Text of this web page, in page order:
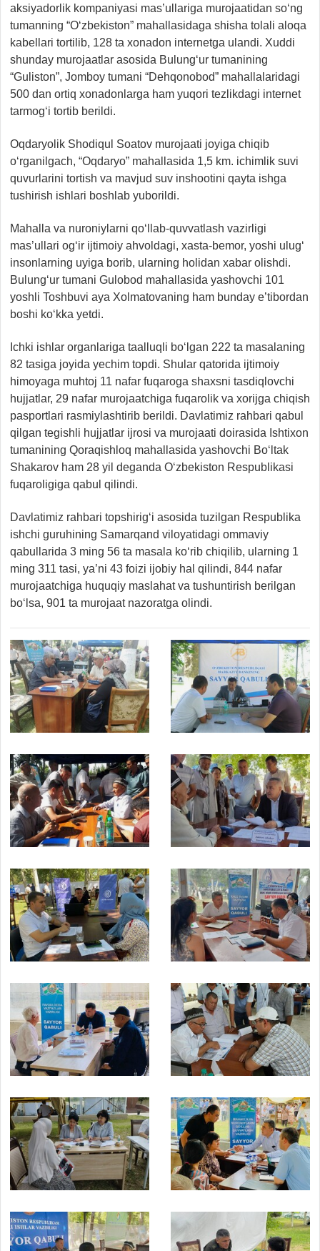
aksiyadorlik kompaniyasi mas’ullariga murojaatidan so‘ng
tumanning “O‘zbekiston” mahallasidaga shisha tolali aloqa
kabellari tortilib, 128 ta xonadon internetga ulandi. Xuddi
shunday murojaatlar asosida Bulung‘ur tumanining
“Guliston”, Jomboy tumani “Dehqonobod” mahallalaridagi
500 dan ortiq xonadonlarga ham yuqori tezlikdagi internet
tarmog‘i tortib berildi.
Oqdaryolik Shodiqul Soatov murojaati joyiga chiqib
o‘rganilgach, “Oqdaryo” mahallasida 1,5 km. ichimlik suvi
quvurlarini tortish va mavjud suv inshootini qayta ishga
tushirish ishlari boshlab yuborildi.
Mahalla va nuroniylarni qo‘llab-quvvatlash vazirligi
mas’ullari og‘ir ijtimoiy ahvoldagi, xasta-bemor, yoshi ulug‘
insonlarning uyiga borib, ularning holidan xabar olishdi.
Bulung‘ur tumani Gulobod mahallasida yashovchi 101
yoshli Toshbuvi aya Xolmatovaning ham bunday e’tibordan
boshi ko‘kka yetdi.
Ichki ishlar organlariga taalluqli bo‘lgan 222 ta masalaning
82 tasiga joyida yechim topdi. Shular qatorida ijtimoiy
himoyaga muhtoj 11 nafar fuqaroga shaxsni tasdiqlovchi
hujjatlar, 29 nafar murojaatchiga fuqarolik va xorijga chiqish
pasportlari rasmiylashtirib berildi. Davlatimiz rahbari qabul
qilgan tegishli hujjatlar ijrosi va murojaati doirasida Ishtixon
tumanining Qoraqishloq mahallasida yashovchi Bo‘ltak
Shakarov ham 28 yil deganda O‘zbekiston Respublikasi
fuqaroligiga qabul qilindi.
Davlatimiz rahbari topshirig‘i asosida tuzilgan Respublika
ishchi guruhining Samarqand viloyatidagi ommaviy
qabullarida 3 ming 56 ta masala ko‘rib chiqilib, ularning 1
ming 311 tasi, ya’ni 43 foizi ijobiy hal qilindi, 844 nafar
murojaatchiga huquqiy maslahat va tushuntirish berilgan
bo‘lsa, 901 ta murojaat nazoratga olindi.